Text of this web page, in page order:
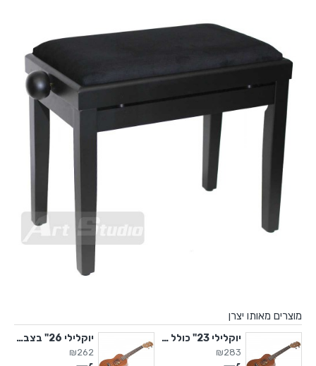
מוצרים מאותו יצרן
יוקלילי 23" כולל תיק
₪283
יוקלילי 26" בצבע טבעי מט
₪262